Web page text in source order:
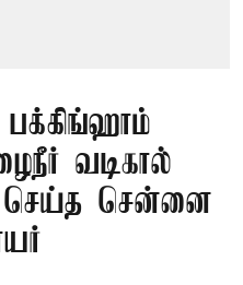
பக்கிங்ஹாம்
வடிகால்
சென்னை